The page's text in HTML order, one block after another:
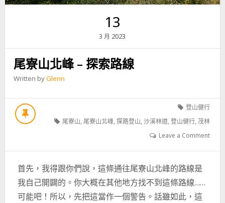
13
3 月 2023
尾寮山北峰 – 探索路線
Written byGlenn
登山健行
尾寮山,尾寮山北峰,探路登山,沙溪林道,登山健行,茂林
Leave a Comment
首先，我得跟你們說，這條通往尾寮山北峰的路線是
我自己開闢的。你大概在其他地方找不到這條路線……
可能吧！所以，先把這當作一個警告。話雖如此，這